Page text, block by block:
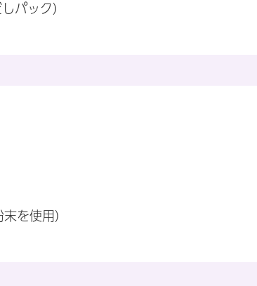
しパック）
を使用）